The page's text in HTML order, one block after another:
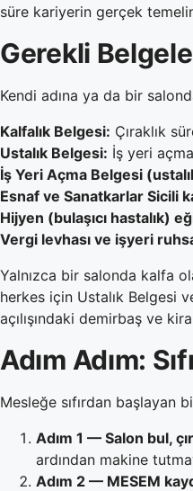
süre kariyerin gerçek
Gerekli
Kendi adına ya da bir
Kalfalık Belgesi: Çıraklık
Ustalık Belgesi: İş yeri
İş Yeri Açma Belgesi
Esnaf ve Sanatkarlar Sicili
Hijyen (bulaşıcı hastalık)
Vergi levhası ve işyeri
Yalnızca bir salonda kalfa
herkes için Ustalık Belgesi
açılışındaki demirbaş ve
Adım Adım:
Mesleğe sıfırdan başlayan
Adım 1 — Salon bul,
ardından makine
Adım 2 — MESEM